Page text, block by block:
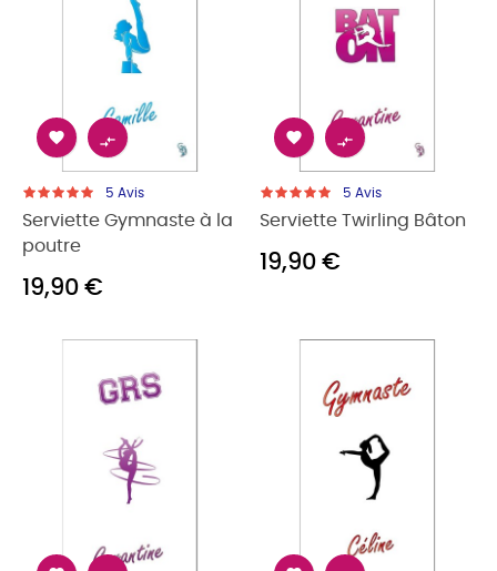
 
5 Avis
Serviette Gymnaste à la
poutre
19,90 €
 
5 Avis
Serviette Twirling Bâton
19,90 €